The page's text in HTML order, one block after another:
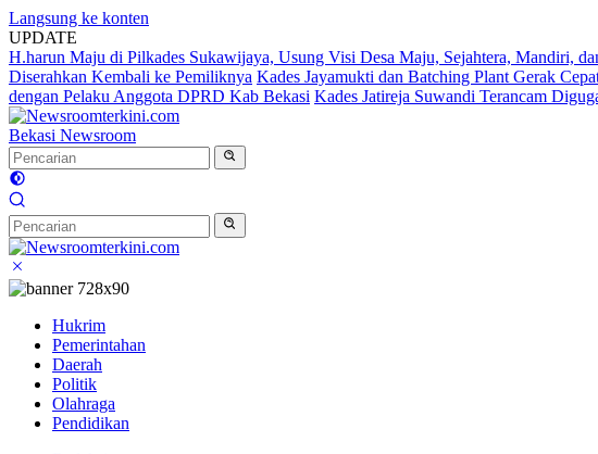
Langsung ke konten
UPDATE
H.harun Maju di Pilkades Sukawijaya, Usung Visi Desa Maju, Sejahtera, Mandiri,
Diserahkan Kembali ke Pemiliknya Kades Jayamukti dan Batching Plant Gerak
dengan Pelaku Anggota DPRD Kab Bekasi Kades Jatireja Suwandi Terancam
Bekasi Newsroom
Hukrim
Pemerintahan
Daerah
Politik
Olahraga
Pendidikan